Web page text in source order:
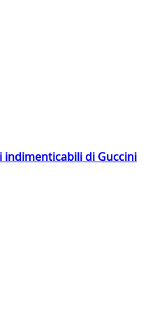
indimenticabili di Guccini